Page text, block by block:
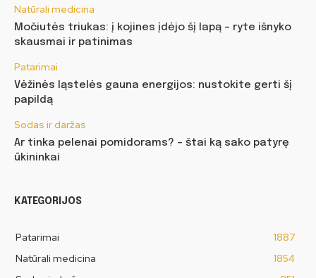
Natūrali medicina
Močiutės triukas: į kojines įdėjo šį lapą – ryte išnyko
skausmai ir patinimas
Patarimai
Vėžinės ląstelės gauna energijos: nustokite gerti šį
papildą
Sodas ir daržas
Ar tinka pelenai pomidorams? – štai ką sako patyrę
ūkininkai
KATEGORIJOS
Patarimai
1887
Natūrali medicina
1854